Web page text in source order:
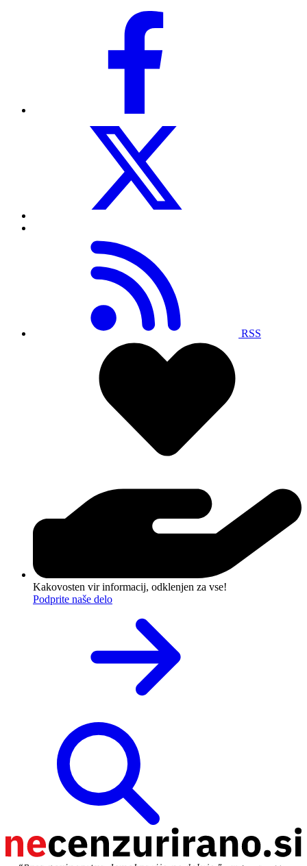
RSS
Kakovosten vir informacij, odklenjen za vse!
Podprite naše delo